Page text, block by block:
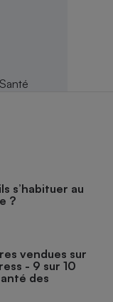
s’habituer au
?
vendues sur
- 9 sur 10
des